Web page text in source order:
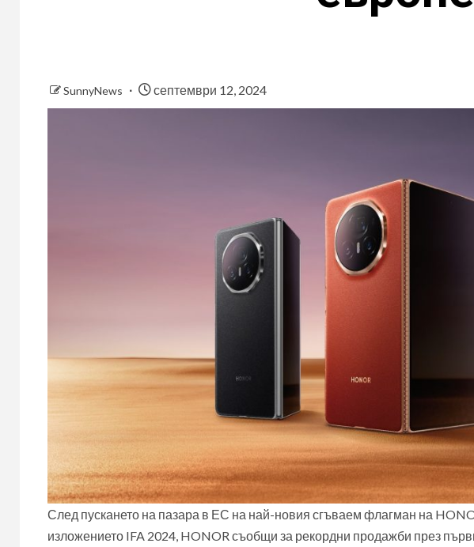
SunnyNews септември 12, 2024
След пускането на пазара в ЕС на най-новия сгъваем флагман на
изложението IFA 2024, HONOR съобщи за рекордни продажби през